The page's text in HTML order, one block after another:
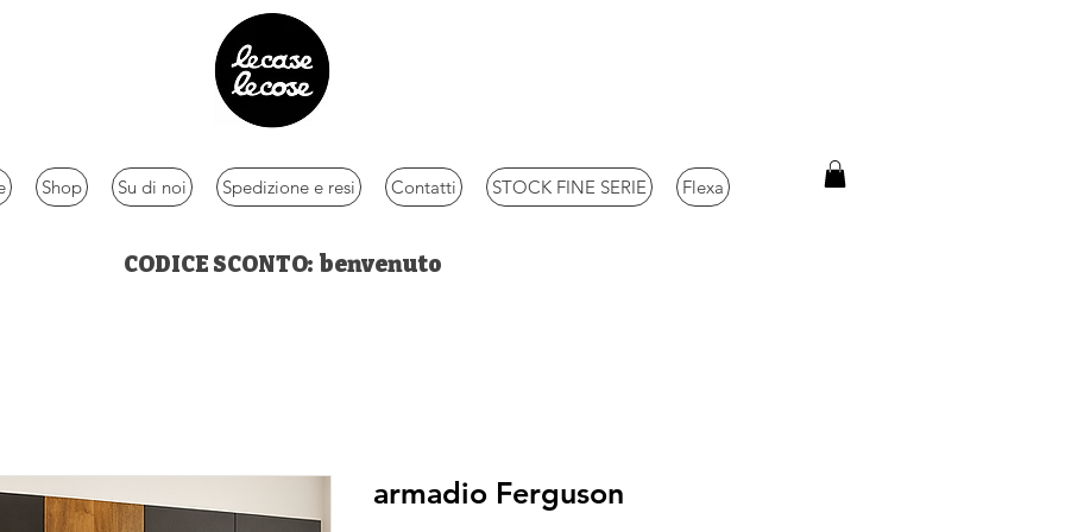
Shop Su di noi Spedizione e resi Contatti STOCK FINE SERIE Flexa
CODICE SCONTO: benvenuto
armadio Ferguson